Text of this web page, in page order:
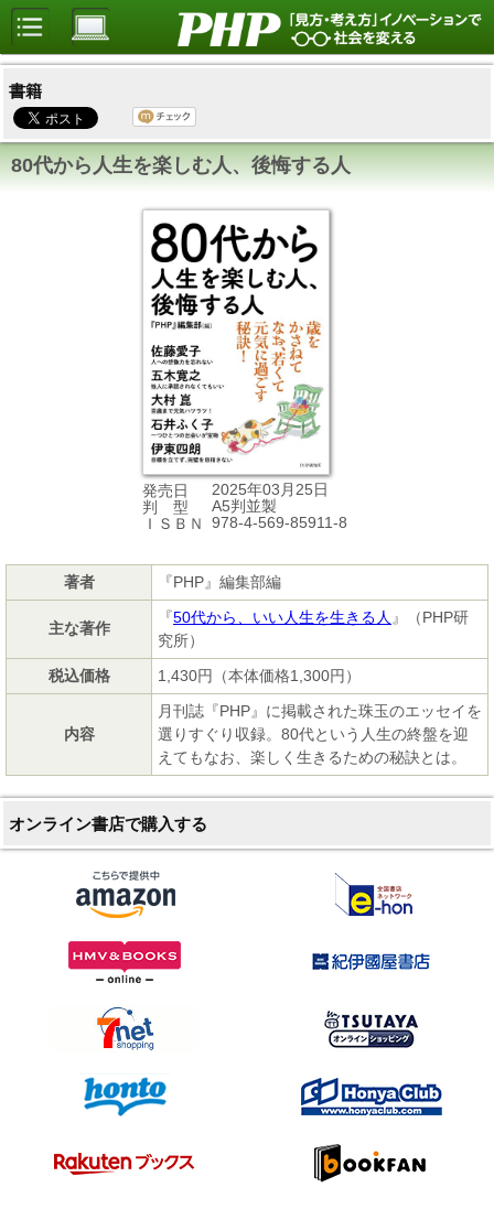
書籍
80代から人生を楽しむ人、後悔する人
発売日
2025年03月25日
判 型
A5判並製
ＩＳＢＮ
978-4-569-85911-8
著者 『PHP』編集部編
主な著作
『50代から、いい人生を生きる人 』（PHP研
究所）
税込価格
1,430円（本体価格1,300円）
内容
月刊誌『PHP』に掲載された珠玉のエッセイを
選りすぐり収録。80代という人生の終盤を迎
えてもなお、楽しく生きるための秘訣とは。
オンライン書店で購入する